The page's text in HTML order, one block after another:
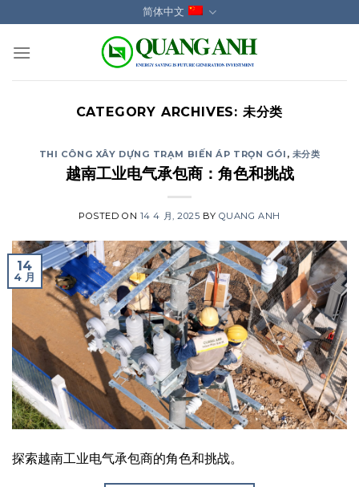
to
content
简体中文
CATEGORY ARCHIVES: 未分类
THI CÔNG XÂY DỰNG TRẠM BIẾN ÁP TRỌN GÓI , 未分类
越南工业电气承包商：角色和挑战
POSTED ON 14 4 月, 2025 BY QUANG ANH
14
4 月
探索越南工业电气承包商的角色和挑战。